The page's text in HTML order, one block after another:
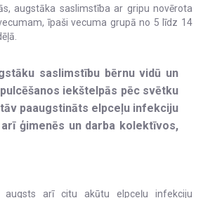
augstāka saslimstība ar gripu novērota
īpaši vecuma grupā no 5 līdz 14
saslimstību bērnu vidū un
iekštelpās pēc svētku
paaugstināts elpceļu infekciju
ģimenēs un darba kolektīvos,
augsts arī citu akūtu elpceļu infekciju